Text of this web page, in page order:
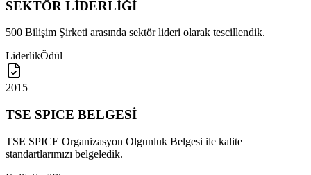
SEKTÖR LİDERLİĞİ
500 Bilişim Şirketi arasında sektör lideri olarak tescillendik.
LiderlikÖdül
2015
TSE SPICE BELGESİ
TSE SPICE Organizasyon Olgunluk Belgesi ile kalite
standartlarımızı belgeledik.